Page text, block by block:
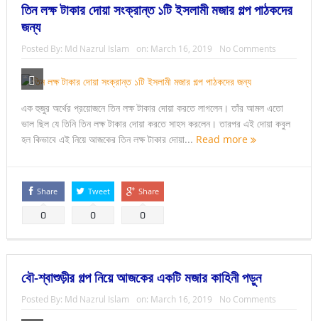
তিন লক্ষ টাকার দোয়া সংক্রান্ত ১টি ইসলামী মজার গল্প পাঠকদের
জন্য
Posted By: Md Nazrul Islam on: March 16, 2019 No Comments
এক হুজুর অর্থের প্রয়োজনে তিন লক্ষ টাকার দোয়া করতে লাগলেন। তাঁর আমল এতো
ভাল ছিল যে তিনি তিন লক্ষ টাকার দোয়া করতে সাহস করলেন। তারপর এই দোয়া কবুল
হল কিভাবে এই নিয়ে আজকের তিন লক্ষ টাকার দোয়া... Read more
Share
0
Tweet
0
Share
0
বৌ-শ্বাশুড়ীর গল্প নিয়ে আজকের একটি মজার কাহিনী পড়ুন
Posted By: Md Nazrul Islam on: March 16, 2019 No Comments